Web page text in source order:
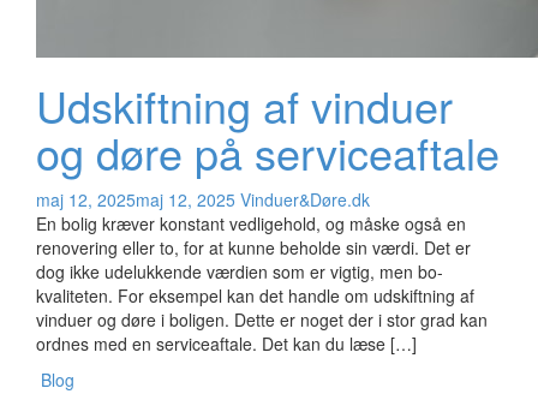
Udskiftning af vinduer
og døre på serviceaftale
maj 12, 2025maj 12, 2025 Vinduer&Døre.dk
En bolig kræver konstant vedligehold, og måske også en
renovering eller to, for at kunne beholde sin værdi. Det er
dog ikke udelukkende værdien som er vigtig, men bo-
kvaliteten. For eksempel kan det handle om udskiftning af
vinduer og døre i boligen. Dette er noget der i stor grad kan
ordnes med en serviceaftale. Det kan du læse […]
Blog